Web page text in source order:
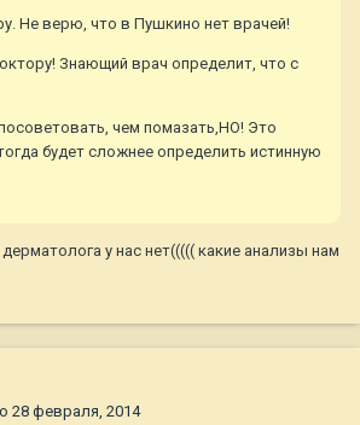
Не верю, что в Пушкино нет врачей!
Знающий врач определит, что с
чем помазать,НО! Это
будет сложнее определить истинную
у нас нет((((( какие анализы нам
28 февраля, 2014